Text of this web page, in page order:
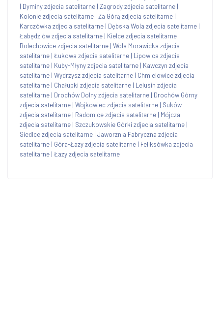
| Dyminy zdjecia satelitarne | Zagrody zdjecia satelitarne |
Kolonie zdjecia satelitarne | Za Górą zdjecia satelitarne |
Karczówka zdjecia satelitarne | Dębska Wola zdjecia satelitarne |
Łabędziów zdjecia satelitarne | Kielce zdjecia satelitarne |
Bolechowice zdjecia satelitarne | Wola Morawicka zdjecia
satelitarne | Łukowa zdjecia satelitarne | Lipowica zdjecia
satelitarne | Kuby-Młyny zdjecia satelitarne | Kawczyn zdjecia
satelitarne | Wydrzysz zdjecia satelitarne | Chmielowice zdjecia
satelitarne | Chałupki zdjecia satelitarne | Lelusin zdjecia
satelitarne | Drochów Dolny zdjecia satelitarne | Drochów Górny
zdjecia satelitarne | Wojkowiec zdjecia satelitarne | Suków
zdjecia satelitarne | Radomice zdjecia satelitarne | Mójcza
zdjecia satelitarne | Szczukowskie Górki zdjecia satelitarne |
Siedlce zdjecia satelitarne | Jaworznia Fabryczna zdjecia
satelitarne | Góra-Łazy zdjecia satelitarne | Feliksówka zdjecia
satelitarne | Łazy zdjecia satelitarne